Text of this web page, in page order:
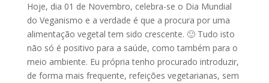
Hoje, dia 01 de Novembro, celebra-se o Dia Mundial
do Veganismo e a verdade é que a procura por uma
alimentação vegetal tem sido crescente. 🙂 Tudo isto
não só é positivo para a saúde, como também para o
meio ambiente. Eu própria tenho procurado introduzir,
de forma mais frequente, refeições vegetarianas, sem